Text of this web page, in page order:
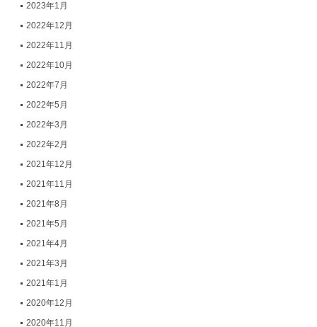
2023年1月
2022年12月
2022年11月
2022年10月
2022年7月
2022年5月
2022年3月
2022年2月
2021年12月
2021年11月
2021年8月
2021年5月
2021年4月
2021年3月
2021年1月
2020年12月
2020年11月